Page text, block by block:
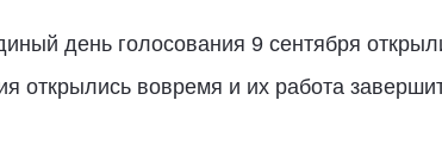
день голосования 9 сентября
открылись вовремя и их работа